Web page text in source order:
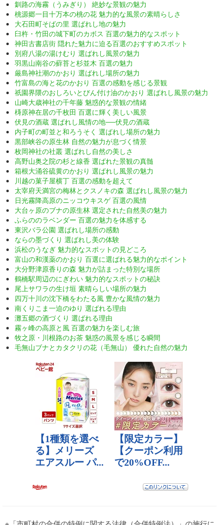
釧路の海霧（うみぎり） 絶妙な景観の魅力
桃源郷一目十万本の桃の花 魅力的な風景の素晴らしさ
大石田町そばの里 選ばれし地の魅力
臼杵・竹田の城下町のカボス 百選の魅力的なスポット
神田古書店街 隠れた魅力に迫る百選のおすすめスポット
別府八湯の湯けむり 選ばれし風景の魅力
羽黒山南谷の蘚苔と杉並木 百選の魅力
厳島神社潮のかおり 選ばれし場所の魅力
竹富島の海と花のかおり 百選の感動を感じる景観
祇園界隈のおしろいとびん付け油のかおり 選ばれし風景の魅力
山崎大歳神社の千年藤 魅惑的な景観の情緒
梼原神在居の千枚田 百選に輝く美しい風景
伏見の酒蔵 選ばれし風情の地──伏見の酒蔵
内子町の町並と和ろうそく 選ばれし場所の魅力
黒部峡谷の原生林 自然の魅力が息づく情景
枚岡神社の社叢 選ばれし自然の美しさ
高野山奥之院の杉と線香 選ばれた景観の真髄
箱根大涌谷硫黄のかおり 選ばれし風景の魅力
川越の菓子屋横丁 百選の感動を超えて
太宰府天満宮の梅林とクスノキの森 選ばれし風景の魅力
日光霧降高原のニッコウキスゲ 百選の風情
大台ヶ原のブナの原生林 選定された自然美の魅力
ふらののラベンダー 百選の魅力を体感する
東沢バラ公園 選ばれし場所の感動
ならの墨づくり 選ばれし美の体験
浜松のうなぎ 魅力的なスポットの見どころ
富山の和漢薬のかおり 百選に選ばれる魅力的なポイント
大分野津原香りの森 魅力が詰まった特別な場所
鶴橋駅周辺のにぎわい 魅力的なスポットの秘訣
尾上サワラの生け垣 素晴らしい場所の魅力
四万十川の沈下橋をわたる風 豊かな風情の魅力
南くりこま一迫のゆり 選ばれる理由
灘五郷の酒づくり 選ばれる理由
霧ヶ峰の高原と風 百選の魅力を楽しむ旅
牧之原・川根路のお茶 魅惑の風景を感じる瞬間
毛無山ブナとカタクリの花（毛無山） 優れた自然の魅力